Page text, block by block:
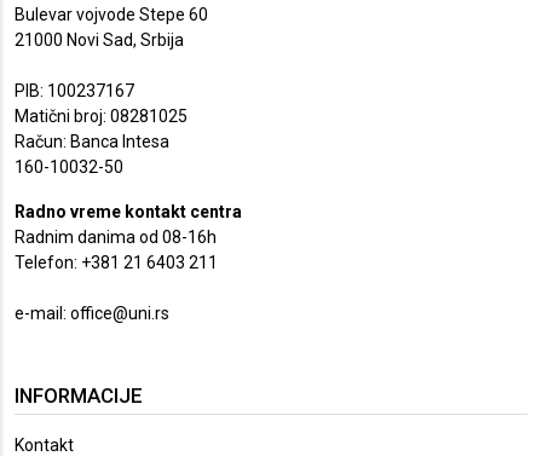
Bulevar vojvode Stepe 60
21000 Novi Sad, Srbija
PIB: 100237167
Matični broj: 08281025
Račun: Banca Intesa
160-10032-50
Radno vreme kontakt centra
Radnim danima od 08-16h
Telefon: +381 21 6403 211
e-mail: office@uni.rs
INFORMACIJE
Kontakt